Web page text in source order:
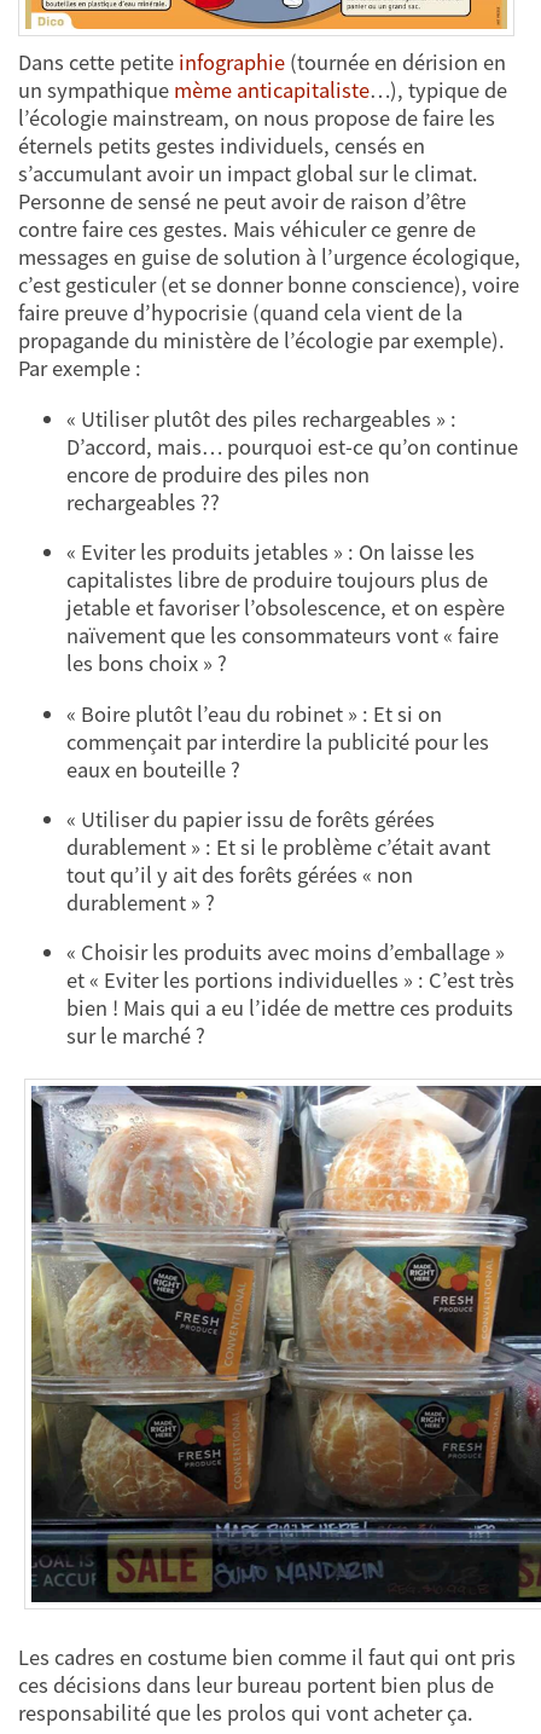
Dans cette petite infographie (tournée en dérision en
un sympathique mème anticapitaliste…), typique de
l’écologie mainstream, on nous propose de faire les
éternels petits gestes individuels, censés en
s’accumulant avoir un impact global sur le climat.
Personne de sensé ne peut avoir de raison d’être
contre faire ces gestes. Mais véhiculer ce genre de
messages en guise de solution à l’urgence écologique,
c’est gesticuler (et se donner bonne conscience), voire
faire preuve d’hypocrisie (quand cela vient de la
propagande du ministère de l’écologie par exemple).
Par exemple :
« Utiliser plutôt des piles rechargeables » :
D’accord, mais… pourquoi est-ce qu’on continue
encore de produire des piles non
rechargeables ??
« Eviter les produits jetables » : On laisse les
capitalistes libre de produire toujours plus de
jetable et favoriser l’obsolescence, et on espère
naïvement que les consommateurs vont « faire
les bons choix » ?
« Boire plutôt l’eau du robinet » : Et si on
commençait par interdire la publicité pour les
eaux en bouteille ?
« Utiliser du papier issu de forêts gérées
durablement » : Et si le problème c’était avant
tout qu’il y ait des forêts gérées « non
durablement » ?
« Choisir les produits avec moins d’emballage »
et « Eviter les portions individuelles » : C’est très
bien ! Mais qui a eu l’idée de mettre ces produits
sur le marché ?
Les cadres en costume bien comme il faut qui ont pris
ces décisions dans leur bureau portent bien plus de
responsabilité que les prolos qui vont acheter ça.